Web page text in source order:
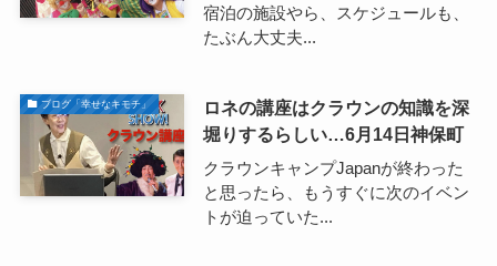
宿泊の施設やら、スケジュールも、
たぶん大丈夫...
ブログ「幸せなキモチ」
ロネの講座はクラウンの知識を深
堀りするらしい…6月14日神保町
クラウンキャンプJapanが終わった
と思ったら、もうすぐに次のイベン
トが迫っていた...